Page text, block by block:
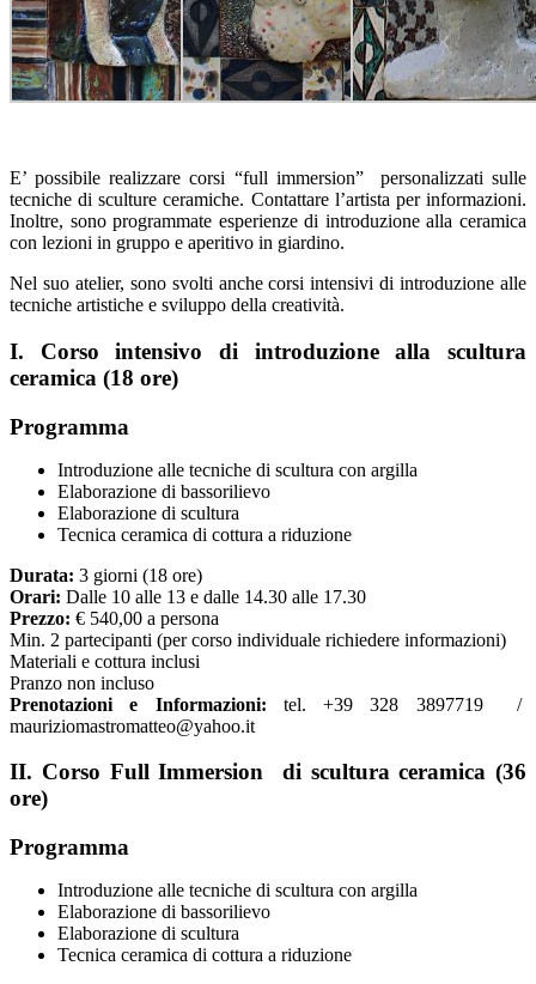
E’ possibile realizzare corsi “full immersion” personalizzati sulle
tecniche di sculture ceramiche. Contattare l’artista per informazioni.
Inoltre, sono programmate esperienze di introduzione alla ceramica
con lezioni in gruppo e aperitivo in giardino.
Nel suo atelier, sono svolti anche corsi intensivi di introduzione alle
tecniche artistiche e sviluppo della creatività.
I. Corso intensivo di introduzione alla scultura
ceramica (18 ore)
Programma
Introduzione alle tecniche di scultura con argilla
Elaborazione di bassorilievo
Elaborazione di scultura
Tecnica ceramica di cottura a riduzione
Durata: 3 giorni (18 ore)
Orari: Dalle 10 alle 13 e dalle 14.30 alle 17.30
Prezzo: € 540,00 a persona
Min. 2 partecipanti (per corso individuale richiedere informazioni)
Materiali e cottura inclusi
Pranzo non incluso
Prenotazioni e Informazioni: tel. +39 328 3897719 /
mauriziomastromatteo@yahoo.it
II. Corso Full Immersion di scultura ceramica (36
ore)
Programma
Introduzione alle tecniche di scultura con argilla
Elaborazione di bassorilievo
Elaborazione di scultura
Tecnica ceramica di cottura a riduzione